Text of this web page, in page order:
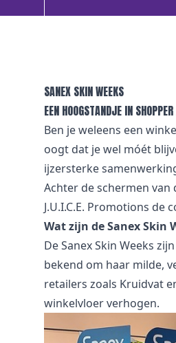
SANEX SKIN WEEKS
EEN HOOGSTANDJE IN
Ben je weleens een
oogt dat je wel móét
ijzersterke
Achter de schermen
J.U.I.C.E. Promotions
Wat zijn de Sanex Skin
De Sanex Skin Weeks
bekend om haar milde,
retailers zoals Kruidvat
winkelvloer verhogen.